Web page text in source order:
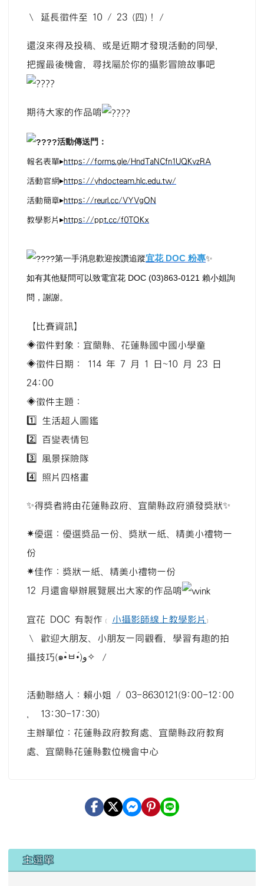
＼ 延長徵件至 10 / 23 (四)！／
還沒來得及投稿、或是近期才發現活動的同學，
把握最後機會，尋找屬於你的攝影冒險故事吧
期待大家的作品唷
活動傳送門：
報名表單▸https://forms.gle/HndTaNCfn1UQKvzRA
活動官網▸https://yhdocteam.hlc.edu.tw/
活動簡章▸https://reurl.cc/VYVgON
教學影片▸https://ppt.cc/f0TOKx
第一手消息歡迎按讚追蹤宜花 DOC 粉專✨
如有其他疑問可以致電宜花 DOC (03)863-0121 賴小姐詢
問 ，謝謝。
【比賽資訊】
◈徵件對象：宜蘭縣、花蓮縣國中國小學童
◈徵件日期： 114 年 7 月 1 日~10 月 23 日
24:00
◈徵件主題：
1️⃣ 生活超人圖鑑
2️⃣ 百變表情包
3️⃣ 風景探險隊
4️⃣ 照片四格畫
✨得獎者將由花蓮縣政府、宜蘭縣政府頒發獎狀✨
✷優選：優選獎品一份、獎狀一紙、精美小禮物一
份
✷佳作：獎狀一紙、精美小禮物一份
12 月還會舉辦展覽展出大家的作品唷
宜花 DOC 有製作﹝ 小攝影師線上教學影片 ﹞
＼ 歡迎大朋友、小朋友一同觀看，學習有趣的拍
攝技巧(๑•̀ㅂ•́)و✧ ／
活動聯絡人：賴小姐 / 03-8630121(9:00-12:00
， 13:30-17:30)
主辦單位：花蓮縣政府教育處、宜蘭縣政府教育
處、宜蘭縣花蓮縣數位機會中心
左邊區域內容
主選單